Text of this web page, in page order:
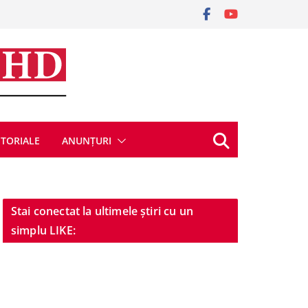
ANUNȚURI
Stai conectat la ultimele știri cu un
simplu LIKE: